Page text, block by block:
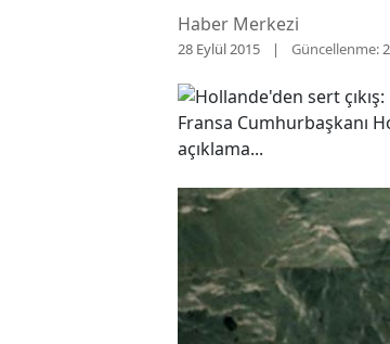
Haber Merkezi
28 Eylül 2015 Güncellenme:
Fransa Cumhurbaşkanı
açıklama...